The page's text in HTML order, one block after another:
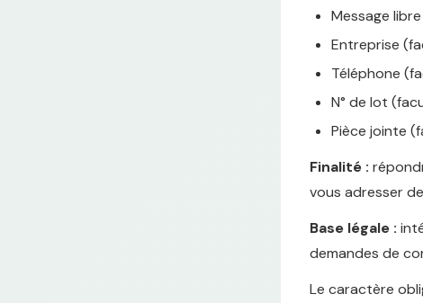
Message
Entreprise
Téléphone
N° de lot
Pièce jointe
Finalité :
vous adresser
Base légale :
demandes de
Le caractère